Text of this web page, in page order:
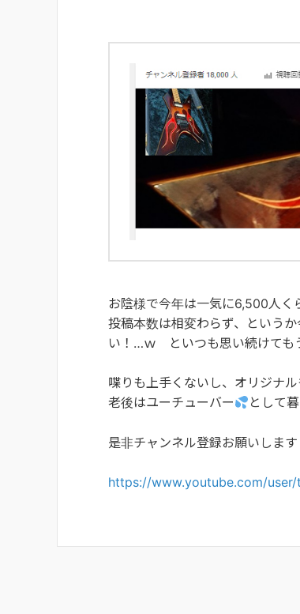
お陰様で今年は一気に6,500人く
投稿本数は相変わらず、という
い！…ｗ といつも思い続けても
喋りも上手くないし、オリジナ
老後はユーチューバー
として
是非チャンネル登録お願いします
https://www.youtube.com/